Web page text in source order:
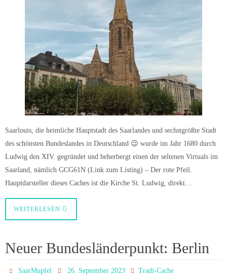
Saarlouis, die heimliche Hauptstadt des Saarlandes und sechstgrößte Stadt
des schönsten Bundeslandes in Deutschland 😉 wurde im Jahr 1680 durch
Ludwig den XIV. gegründet und beherbergt einen der seltenen Virtuals im
Saarland, nämlich GCG61N (Link zum Listing) – Der rote Pfeil.
Hauptdarsteller dieses Caches ist die Kirche St. Ludwig, direkt…
WEITERLESEN
Neuer Bundesländerpunkt: Berlin
SaarMupfel 26. September 2023
Tradi-Cache